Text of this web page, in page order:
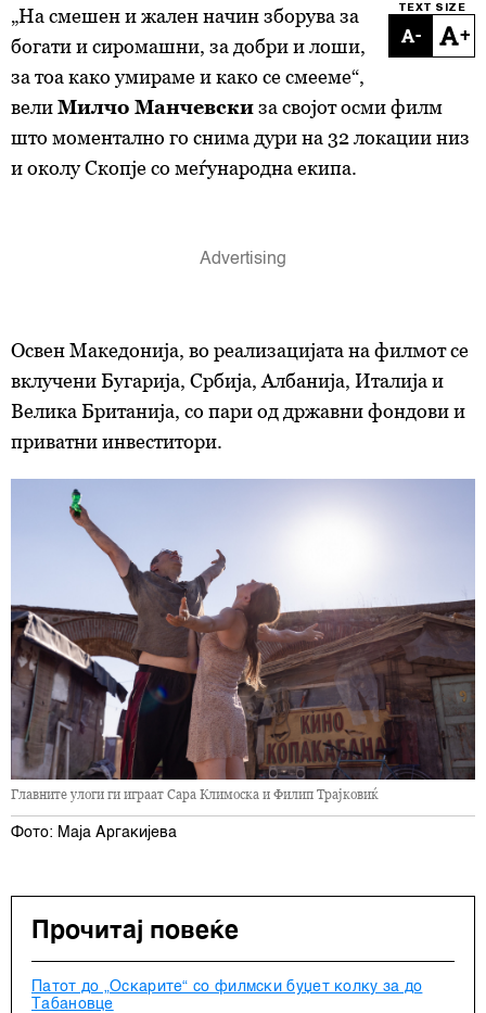
TEXT SIZE
- +
„На смешен и жален начин зборува за
богати и сиромашни, за добри и лоши,
за тоа како умираме и како се смееме“,
велиМилчо Манчевскиза својот осми филм
што моментално го снима дурина 32 локации низ
и околу Скопје со меѓународна екипа.
Освен Македонија, во реализацијата на филмот се
вклучени Бугарија, Србија, Албанија, Италија и
Велика Британија, со пари од државни фондови и
приватни инвеститори.
Главните улоги ги играат Сара Климоска и Филип Трајковиќ
Фото: Маја Аргакијева
Прочитај повеќе
Патот до „Оскарите“ со филмски буџет колку за до
Табановце